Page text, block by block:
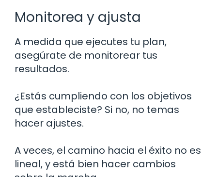
Monitorea y ajusta
A medida que ejecutes tu plan,
asegúrate de monitorear tus
resultados.
¿Estás cumpliendo con los objetivos
que estableciste? Si no, no temas
hacer ajustes.
A veces, el camino hacia el éxito no es
lineal, y está bien hacer cambios